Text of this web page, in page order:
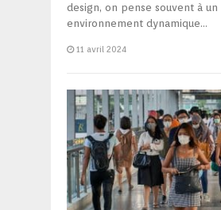
design, on pense souvent à un
environnement dynamique…
11 avril 2024